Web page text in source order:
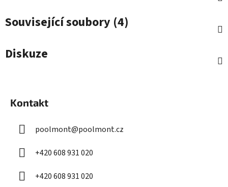
Související soubory (4)
Diskuze
Kontakt
poolmont@poolmont.cz
+420 608 931 020
+420 608 931 020